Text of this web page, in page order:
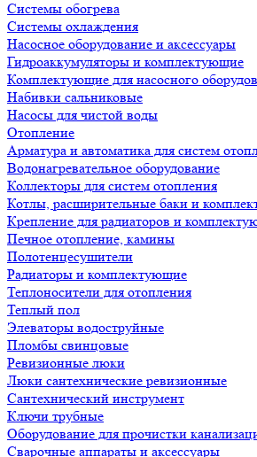
Системы обогрева
Системы охлаждения
Насосное оборудование и аксессуары
Гидроаккумуляторы и комплектующие
Комплектующие для насосного
Набивки сальниковые
Насосы для чистой воды
Отопление
Арматура и автоматика для систем
Водонагревательное оборудование
Коллекторы для систем отопления
Котлы, расширительные баки и
Крепление для радиаторов и
Печное отопление, камины
Полотенцесушители
Радиаторы и комплектующие
Теплоносители для отопления
Теплый пол
Элеваторы водоструйные
Пломбы свинцовые
Ревизионные люки
Люки сантехнические ревизионные
Сантехнический инструмент
Ключи трубные
Оборудование для прочистки
Сварочные аппараты и аксессуары